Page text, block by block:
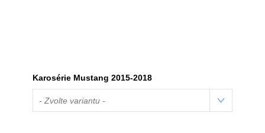
Karosérie Mustang 2015-2018
- Zvolte variantu -